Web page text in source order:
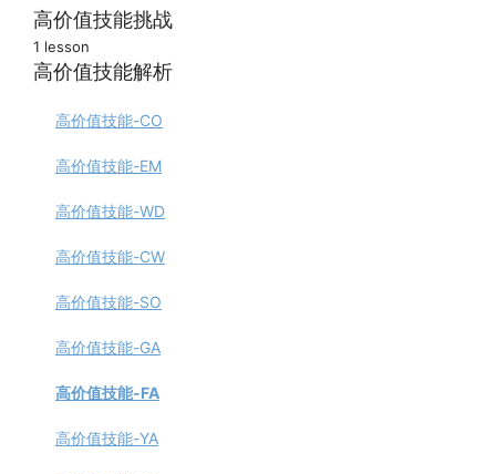
高价值技能挑战
100天技能突破挑战
1 lesson
高价值技能解析
高价值技能-CO
高价值技能-EM
高价值技能-WD
高价值技能-CW
高价值技能-SO
高价值技能-GA
高价值技能-FA
高价值技能-YA